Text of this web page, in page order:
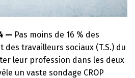
— Pas moins de 16 % des
des travailleurs sociaux (T.S.) du
leur profession dans les deux
un vaste sondage CROP